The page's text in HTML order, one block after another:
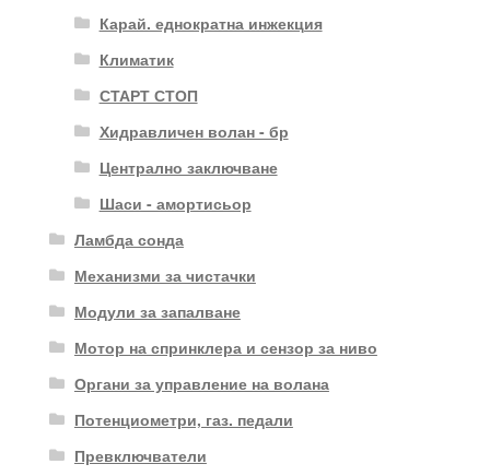
Карай. еднократна инжекция
Климатик
СТАРТ СТОП
Хидравличен волан - бр
Централно заключване
Шаси - амортисьор
Ламбда сонда
Механизми за чистачки
Модули за запалване
Мотор на спринклера и сензор за ниво
Органи за управление на волана
Потенциометри, газ. педали
Превключватели